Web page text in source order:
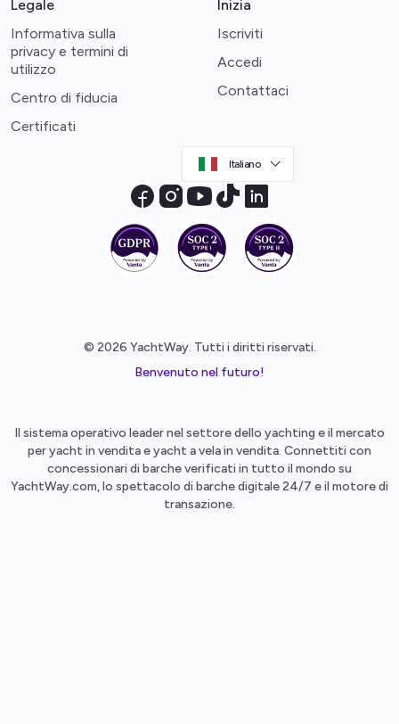
Legale
Informativa sulla
privacy e termini di
utilizzo
Centro di fiducia
Certificati
Inizia
Iscriviti
Accedi
Contattaci
Italiano
© 2026 YachtWay. Tutti i diritti riservati.
Benvenuto nel futuro!
Il sistema operativo leader nel settore dello yachting e il mercato
per yacht in vendita e yacht a vela in vendita. Connettiti con
concessionari di barche verificati in tutto il mondo su
YachtWay.com, lo spettacolo di barche digitale 24/7 e il motore di
transazione.